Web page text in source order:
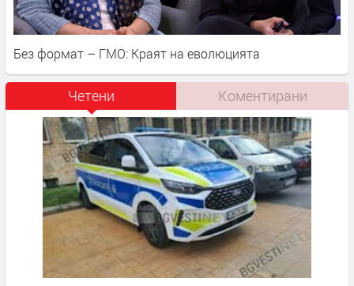
Без формат – ГМО: Краят на еволюцията
Четени Коментирани